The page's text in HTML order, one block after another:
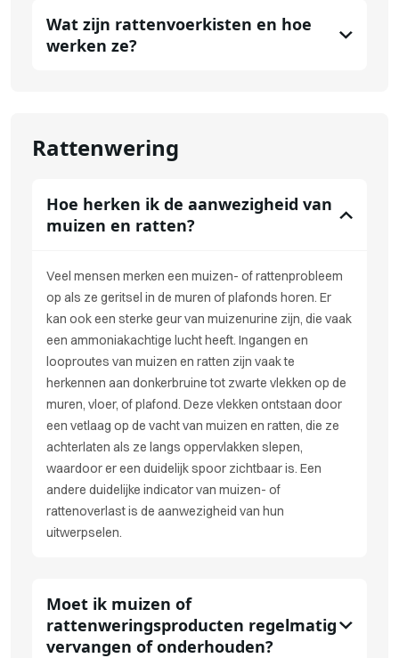
Wat zijn rattenvoerkisten en hoe
werken ze?
Rattenwering
Hoe herken ik de aanwezigheid van
muizen en ratten?
Veel mensen merken een muizen- of rattenprobleem
op als ze geritsel in de muren of plafonds horen. Er
kan ook een sterke geur van muizenurine zijn, die vaak
een ammoniakachtige lucht heeft. Ingangen en
looproutes van muizen en ratten zijn vaak te
herkennen aan donkerbruine tot zwarte vlekken op de
muren, vloer, of plafond. Deze vlekken ontstaan door
een vetlaag op de vacht van muizen en ratten, die ze
achterlaten als ze langs oppervlakken slepen,
waardoor er een duidelijk spoor zichtbaar is. Een
andere duidelijke indicator van muizen- of
rattenoverlast is de aanwezigheid van hun
uitwerpselen.
Moet ik muizen of
rattenweringsproducten regelmatig
vervangen of onderhouden?